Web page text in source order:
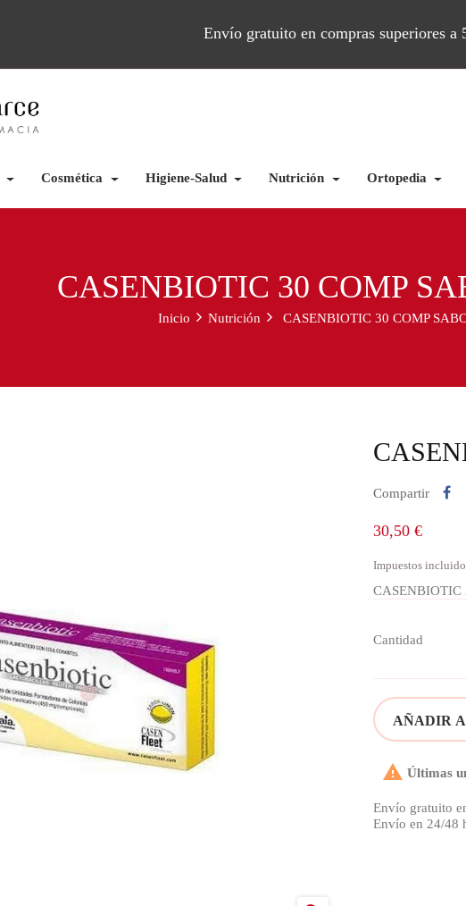
Envío gratuito en compras superiores a
Cosmética Higiene-Salud Nutrición Ortopedia
CASENBIOTIC 30 COMP
Inicio Nutrición CASENBIOTIC 30 COMP
Compartir
30,50 €
Impuestos
CASENBIOTIC
Cantidad
AÑADIR
 Últimas
Envío gratuito
Envío en 24/48